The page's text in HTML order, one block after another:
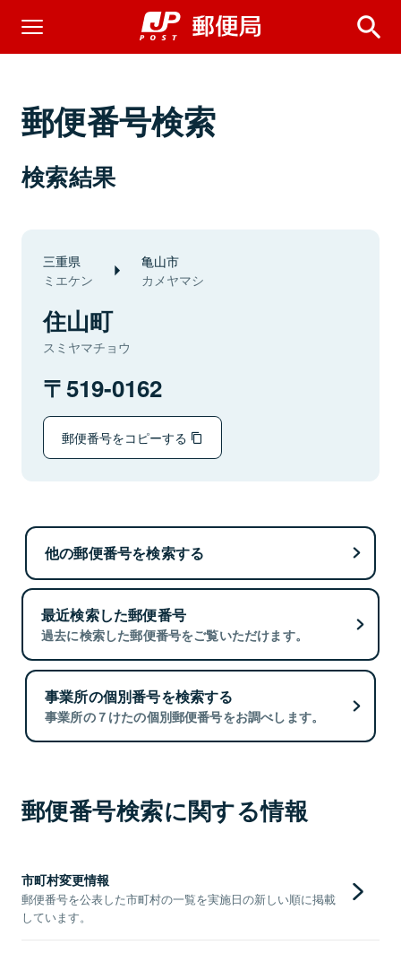
郵便番号検索
検索結果
三重県
ミエケン
亀山市
カメヤマシ
住山町
スミヤマチョウ
519-0162
郵便番号をコピーする
他の郵便番号を検索する
最近検索した郵便番号
過去に検索した郵便番号をご覧いただけます。
事業所の個別番号を検索する
事業所の７けたの個別郵便番号をお調べします。
郵便番号検索に関する情報
市町村変更情報
郵便番号を公表した市町村の一覧を実施日の新しい順に掲載
しています。